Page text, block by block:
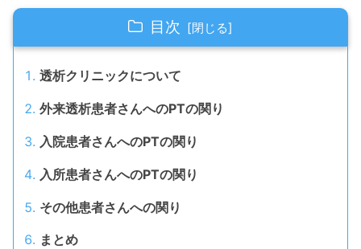
目次
透析クリニックについて
外来透析患者さんへのPTの関り
入院患者さんへのPTの関り
入所患者さんへのPTの関り
その他患者さんへの関り
まとめ